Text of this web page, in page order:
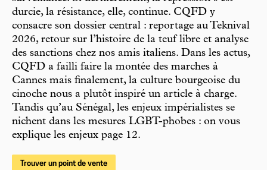
durcie, la résistance, elle, continue. CQFD y
consacre son dossier central : reportage au Teknival
2026, retour sur l’histoire de la teuf libre et analyse
des sanctions chez nos amis italiens. Dans les actus,
CQFD a failli faire la montée des marches à
Cannes mais finalement, la culture bourgeoise du
cinoche nous a plutôt inspiré un article à charge.
Tandis qu’au Sénégal, les enjeux impérialistes se
nichent dans les mesures LGBT-phobes : on vous
explique les enjeux page 12.
Trouver un point de vente